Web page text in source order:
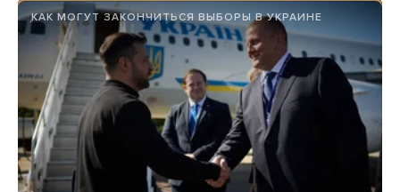
КАК МОГУТ ЗАКОНЧИТЬСЯ ВЫБОРЫ В УКРАИНЕ